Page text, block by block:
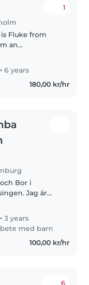
1
Fluke from
an
as an Au
6 years
180,00 kr/hr
Bor i
Jag är
på olika
men jag
ha något vid..
3 years
med barn
100,00 kr/hr
6